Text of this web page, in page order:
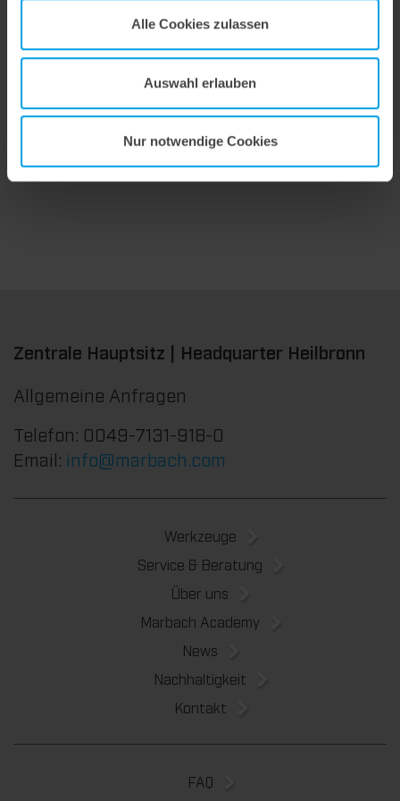
Alle Cookies zulassen
Auswahl erlauben
Nur notwendige Cookies
Zentrale Hauptsitz | Headquarter Heilbronn
Allgemeine Anfragen
Telefon: 0049-7131-918-0
Email: info@marbach.com
Werkzeuge
Service & Beratung
Über uns
Marbach Academy
News
Nachhaltigkeit
Kontakt
FAQ